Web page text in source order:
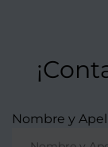
Nombre y